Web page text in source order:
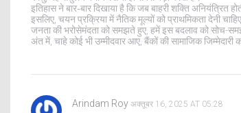
इतिहास ने बार‑बार दिखाया है कि जब बाहरी शक्ति अनियंत्रित
इसलिए, चयन प्रक्रिया में नैतिक मूल्यों को प्राथमिकता देनी
जनता की भरोसेमंदता को समझते हुए, हमें इस बदलाव को सोच-
अंत में, चाहे कोई भी उम्मीदवार आए, बैंकों की सामाजिक जिम्मेदारी
Arindam Roy अक्तूबर 16, 2025 AT 05:28